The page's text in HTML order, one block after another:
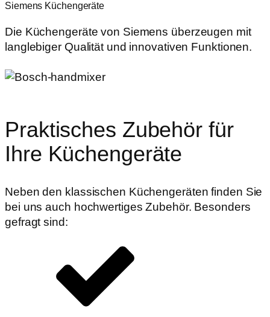
Siemens Küchengeräte
Die Küchengeräte von Siemens überzeugen mit
langlebiger Qualität und innovativen Funktionen.
Praktisches Zubehör für
Ihre Küchengeräte
Neben den klassischen Küchengeräten finden Sie
bei uns auch hochwertiges Zubehör. Besonders
gefragt sind: